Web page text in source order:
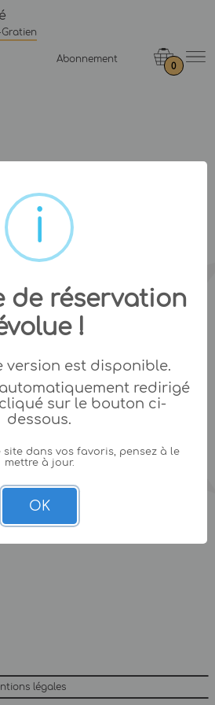
Abonnement
0
légales
de réservation
!
version est disponible.
redirigé
sur le bouton ci-
dessous.
site dans vos favoris, pensez à le
mettre à jour.
OK